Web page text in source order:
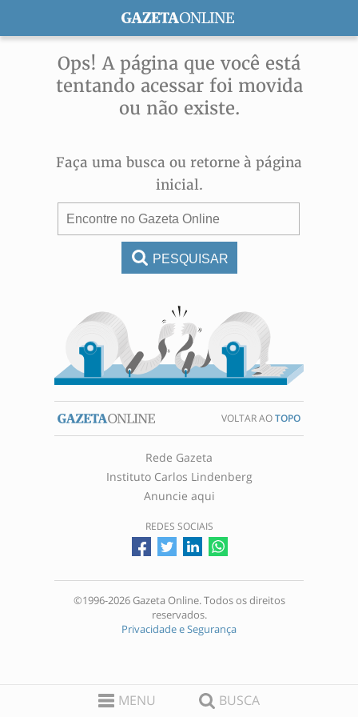
MENU BUSCA
Ops! A página que você está
tentando acessar foi movida
ou não existe.
Faça uma busca ou retorne à página
inicial.
PESQUISAR
VOLTAR AOTOPO
Rede Gazeta
Instituto Carlos Lindenberg
Anuncie aqui
REDES SOCIAIS
©1996-2026 Gazeta Online. Todos os direitos
reservados.
Privacidade e Segurança